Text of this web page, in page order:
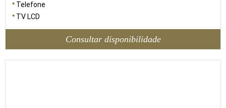
Telefone
TV LCD
Consultar disponibilidade